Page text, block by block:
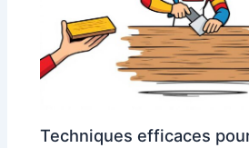
Techniques efficaces